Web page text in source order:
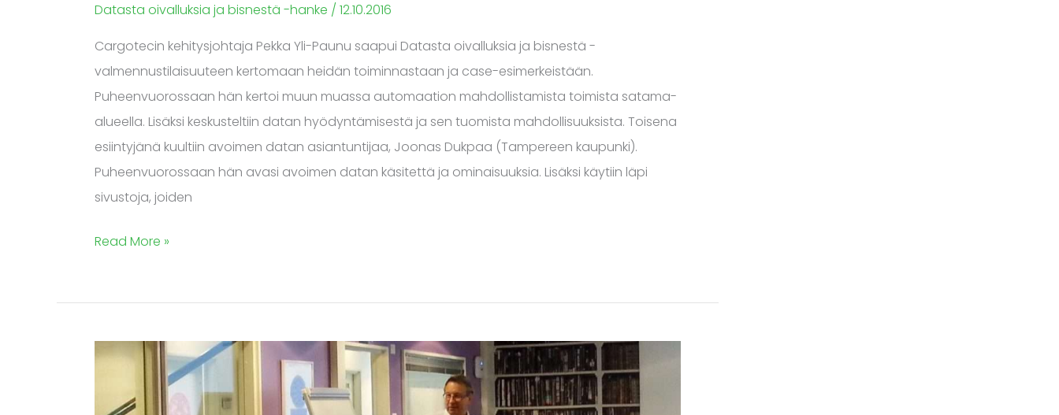
Datasta oivalluksia ja bisnestä -hanke / 12.10.2016
Cargotecin kehitysjohtaja Pekka Yli-Paunu saapui Datasta oivalluksia ja bisnestä -
valmennustilaisuuteen kertomaan heidän toiminnastaan ja case-esimerkeistään.
Puheenvuorossaan hän kertoi muun muassa automaation mahdollistamista toimista satama-
alueella. Lisäksi keskusteltiin datan hyödyntämisestä ja sen tuomista mahdollisuuksista. Toisena
esiintyjänä kuultiin avoimen datan asiantuntijaa, Joonas Dukpaa (Tampereen kaupunki).
Puheenvuorossaan hän avasi avoimen datan käsitettä ja ominaisuuksia. Lisäksi käytiin läpi
sivustoja, joiden
Read More »
Tampereen
oivalluksia